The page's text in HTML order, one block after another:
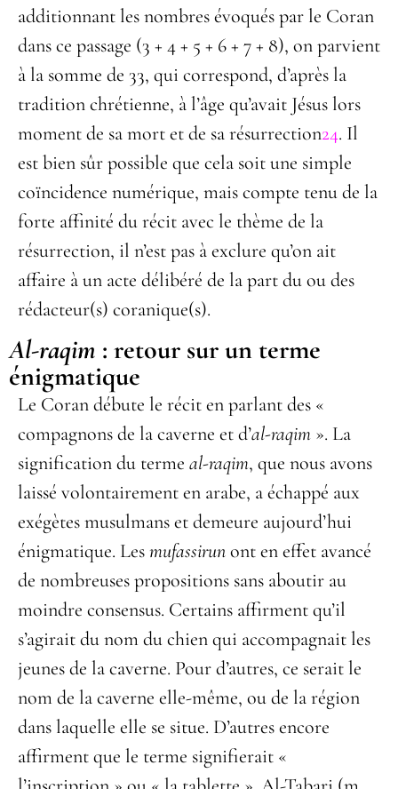
additionnant les nombres évoqués par le Coran
dans ce passage (3 + 4 + 5 + 6 + 7 + 8), on parvient
à la somme de 33, qui correspond, d’après la
tradition chrétienne, à l’âge qu’avait Jésus lors
moment de sa mort et de sa résurrection24. Il
est bien sûr possible que cela soit une simple
coïncidence numérique, mais compte tenu de la
forte affinité du récit avec le thème de la
résurrection, il n’est pas à exclure qu’on ait
affaire à un acte délibéré de la part du ou des
rédacteur(s) coranique(s).
Al-raqim : retour sur un terme
énigmatique
Le Coran débute le récit en parlant des «
compagnons de la caverne et d’al-raqim ». La
signification du terme al-raqim, que nous avons
laissé volontairement en arabe, a échappé aux
exégètes musulmans et demeure aujourd’hui
énigmatique. Lesmufassirunont en effet avancé
de nombreuses propositions sans aboutir au
moindre consensus. Certains affirment qu’il
s’agirait du nom du chien qui accompagnait les
jeunes de la caverne. Pour d’autres, ce serait le
nom de la caverne elle-même, ou de la région
dans laquelle elle se situe. D’autres encore
affirment que le terme signifierait «